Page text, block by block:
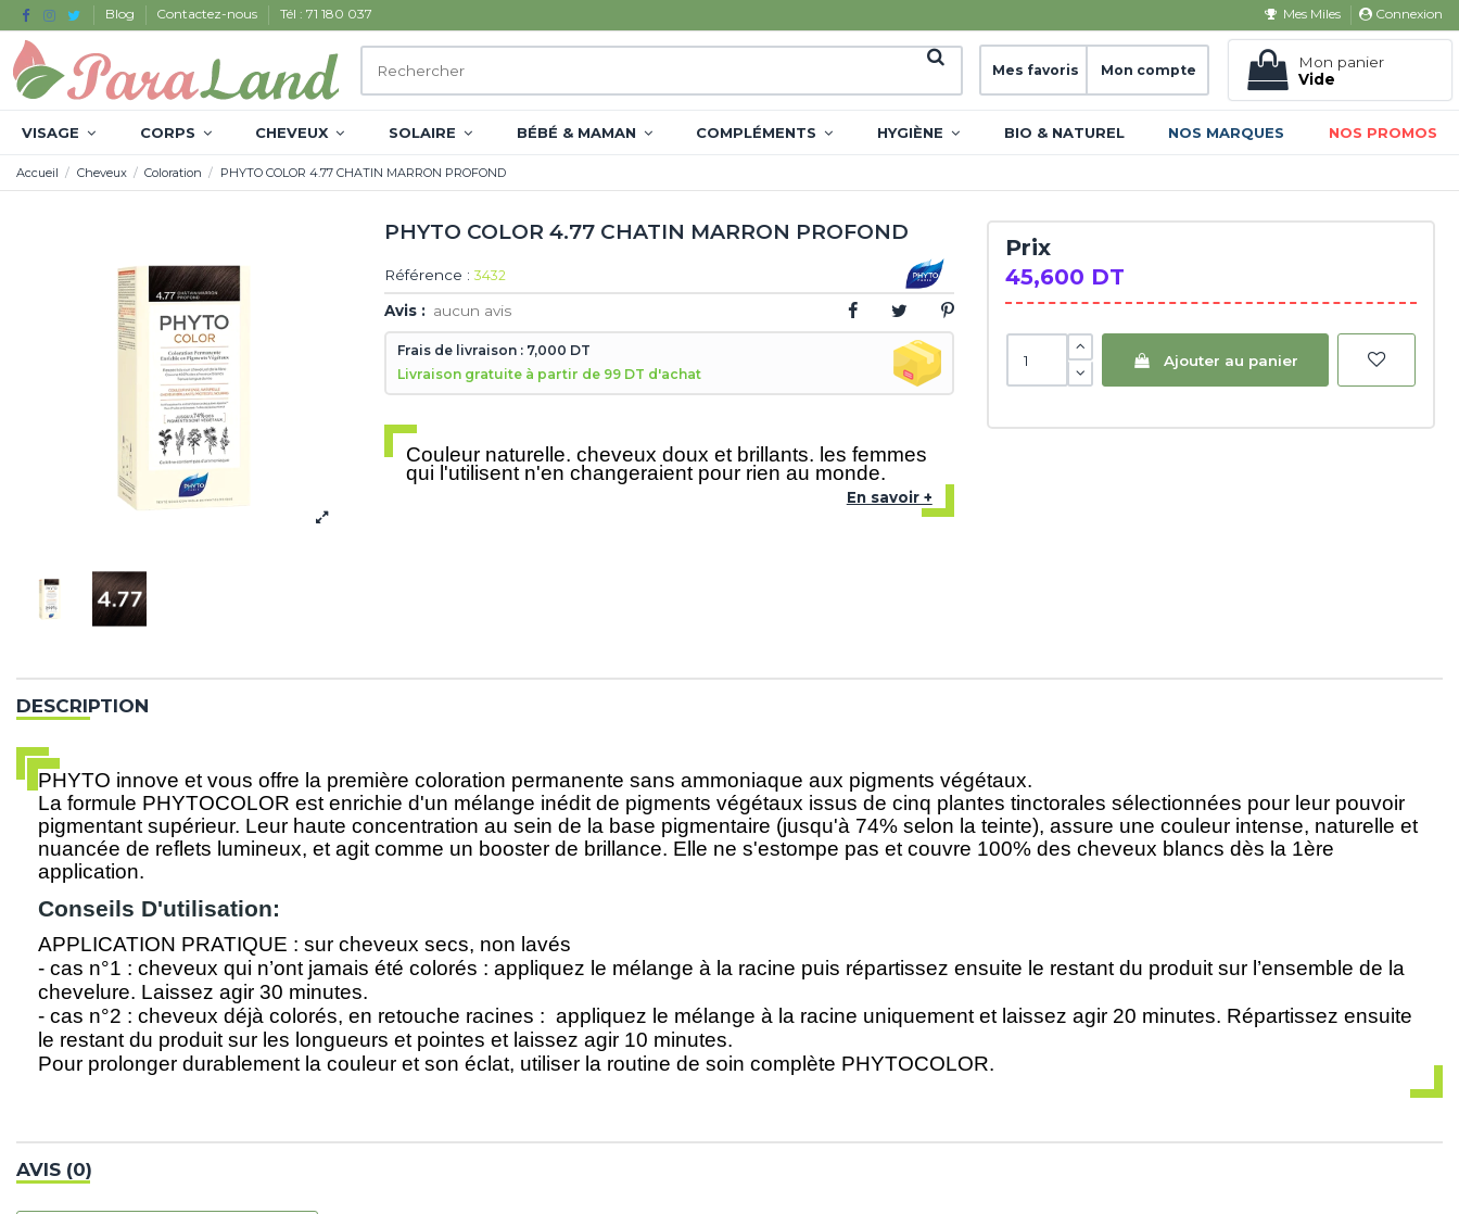
Blog Contactez-nous Tél : 71 180 037 Mes Miles Connexion
Mes favoris Mon compte
Mon panier
Vide
VISAGE CORPS CHEVEUX SOLAIRE BÉBÉ & MAMAN COMPLÉMENTS HYGIÈNE BIO & NATUREL NOS MARQUES NOS PROMOS
Accueil Cheveux Coloration PHYTO COLOR 4.77 CHATIN MARRON PROFOND
PHYTO COLOR 4.77 CHATIN MARRON PROFOND
Référence : 3432
Avis : aucun avis
Frais de livraison : 7,000 DT
Livraison gratuite à partir de 99 DT d'achat
Couleur naturelle, cheveux doux et brillants, les femmes
qui l'utilisent n'en changeraient pour rien au monde.
En savoir +
Prix
45,600 DT
Ajouter au panier
DESCRIPTION
PHYTO innove et vous offre la première coloration permanente sans ammoniaque aux pigments végétaux.
La formule PHYTOCOLOR est enrichie d'un mélange inédit de pigments végétaux issus de cinq plantes tinctorales sélectionnées pour leur pouvoir
pigmentant supérieur. Leur haute concentration au sein de la base pigmentaire (jusqu'à 74% selon la teinte), assure une couleur intense, naturelle et
nuancée de reflets lumineux, et agit comme un booster de brillance. Elle ne s'estompe pas et couvre 100% des cheveux blancs dès la 1ère
application.
Conseils D'utilisation:
APPLICATION PRATIQUE : sur cheveux secs, non lavés
- cas n°1 : cheveux qui n’ont jamais été colorés : appliquez le mélange à la racine puis répartissez ensuite le restant du produit sur l’ensemble de la
chevelure. Laissez agir 30 minutes.
- cas n°2 : cheveux déjà colorés, en retouche racines : appliquez le mélange à la racine uniquement et laissez agir 20 minutes. Répartissez ensuite
le restant du produit sur les longueurs et pointes et laissez agir 10 minutes.
Pour prolonger durablement la couleur et son éclat, utiliser la routine de soin complète PHYTOCOLOR.
AVIS (0)